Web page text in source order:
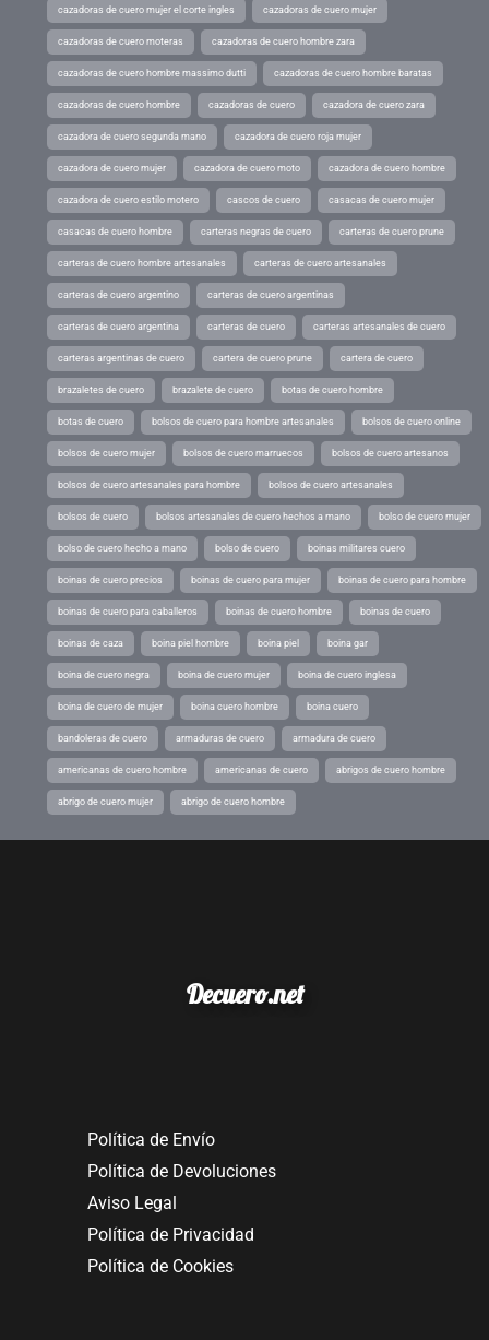
cazadoras de cuero mujer el corte ingles cazadoras de cuero mujer
cazadoras de cuero moteras cazadoras de cuero hombre zara
cazadoras de cuero hombre massimo dutti cazadoras de cuero hombre baratas
cazadoras de cuero hombre cazadoras de cuero cazadora de cuero zara
cazadora de cuero segunda mano cazadora de cuero roja mujer
cazadora de cuero mujer cazadora de cuero moto cazadora de cuero hombre
cazadora de cuero estilo motero cascos de cuero casacas de cuero mujer
casacas de cuero hombre carteras negras de cuero carteras de cuero prune
carteras de cuero hombre artesanales carteras de cuero artesanales
carteras de cuero argentino carteras de cuero argentinas
carteras de cuero argentina carteras de cuero carteras artesanales de cuero
carteras argentinas de cuero cartera de cuero prune cartera de cuero
brazaletes de cuero brazalete de cuero botas de cuero hombre
botas de cuero bolsos de cuero para hombre artesanales bolsos de cuero online
bolsos de cuero mujer bolsos de cuero marruecos bolsos de cuero artesanos
bolsos de cuero artesanales para hombre bolsos de cuero artesanales
bolsos de cuero bolsos artesanales de cuero hechos a mano bolso de cuero mujer
bolso de cuero hecho a mano bolso de cuero boinas militares cuero
boinas de cuero precios boinas de cuero para mujer boinas de cuero para hombre
boinas de cuero para caballeros boinas de cuero hombre boinas de cuero
boinas de caza boina piel hombre boina piel boina gar
boina de cuero negra boina de cuero mujer boina de cuero inglesa
boina de cuero de mujer boina cuero hombre boina cuero
bandoleras de cuero armaduras de cuero armadura de cuero
americanas de cuero hombre americanas de cuero abrigos de cuero hombre
abrigo de cuero mujer abrigo de cuero hombre
Decuero.net
Política de Envío
Política de Devoluciones
Aviso Legal
Política de Privacidad
Política de Cookies